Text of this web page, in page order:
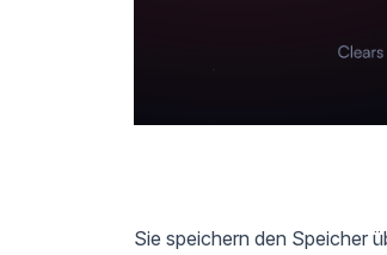
Sie speichern den Speicher